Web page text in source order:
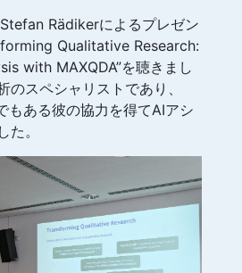
Rädikerによるプレゼン
Qualitative Research:
with MAXQDA”を聴きまし
のスペシャリストであり、
もある彼の協力を得てAIアシ
た。